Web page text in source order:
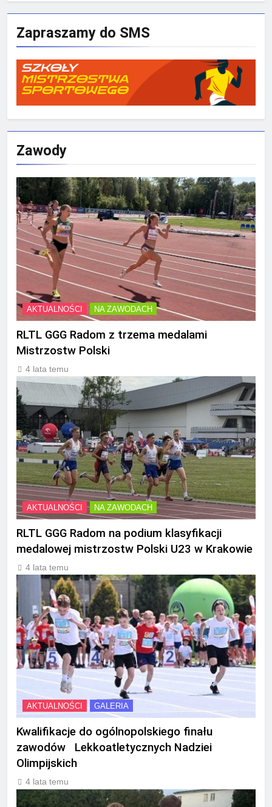
Zapraszamy do SMS
Zawody
AKTUALNOŚCI NA ZAWODACH
RLTL GGG Radom z trzema medalami
Mistrzostw Polski
4 lata temu
AKTUALNOŚCI NA ZAWODACH
RLTL GGG Radom na podium klasyfikacji
medalowej mistrzostw Polski U23 w Krakowie
4 lata temu
AKTUALNOŚCI GALERIA
Kwalifikacje do ogólnopolskiego finału
zawodów Lekkoatletycznych Nadziei
Olimpijskich
4 lata temu